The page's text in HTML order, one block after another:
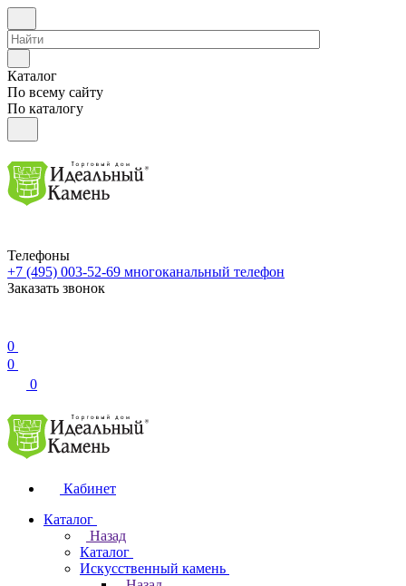
Каталог
По всему сайту
По каталогу
Телефоны
+7 (495) 003-52-69 многоканальный телефон
Заказать звонок
0
0
0
Кабинет
Каталог
Назад
Каталог
Искусственный камень